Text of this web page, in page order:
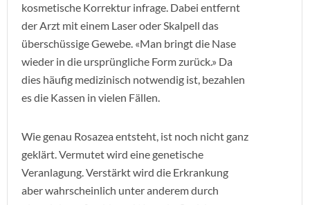
kosmetische Korrektur infrage. Dabei entfernt
der Arzt mit einem Laser oder Skalpell das
überschüssige Gewebe. «Man bringt die Nase
wieder in die ursprüngliche Form zurück.» Da
dies häufig medizinisch notwendig ist, bezahlen
es die Kassen in vielen Fällen.
Wie genau Rosazea entsteht, ist noch nicht ganz
geklärt. Vermutet wird eine genetische
Veranlagung. Verstärkt wird die Erkrankung
aber wahrscheinlich unter anderem durch